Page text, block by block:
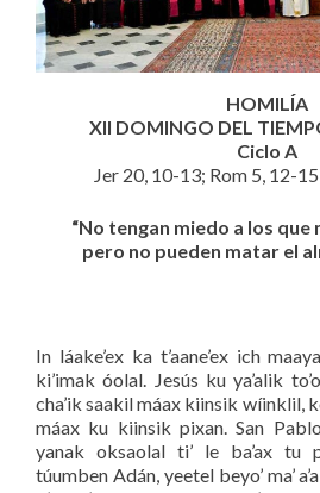
HOMILÍA
XII DOMINGO DEL
Ciclo A
Jer 20, 10-13; Rom 5, 12-
“No tengan miedo a los que
pero no pueden matar el
In láake’ex ka t’aane’ex ich
ki’imak óolal. Jesús ku ya’alik
cha’ik saakil máax kiinsik wíinklil,
máax ku kiinsik pixan. San Pablo
yanak oksaolal ti’ le ba’ax tu
túumben Adán, yeetel beyo’ ma’